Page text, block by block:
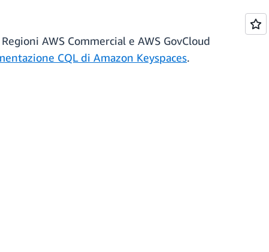
AWS Commercial e AWS GovCloud
CQL di Amazon Keyspaces.